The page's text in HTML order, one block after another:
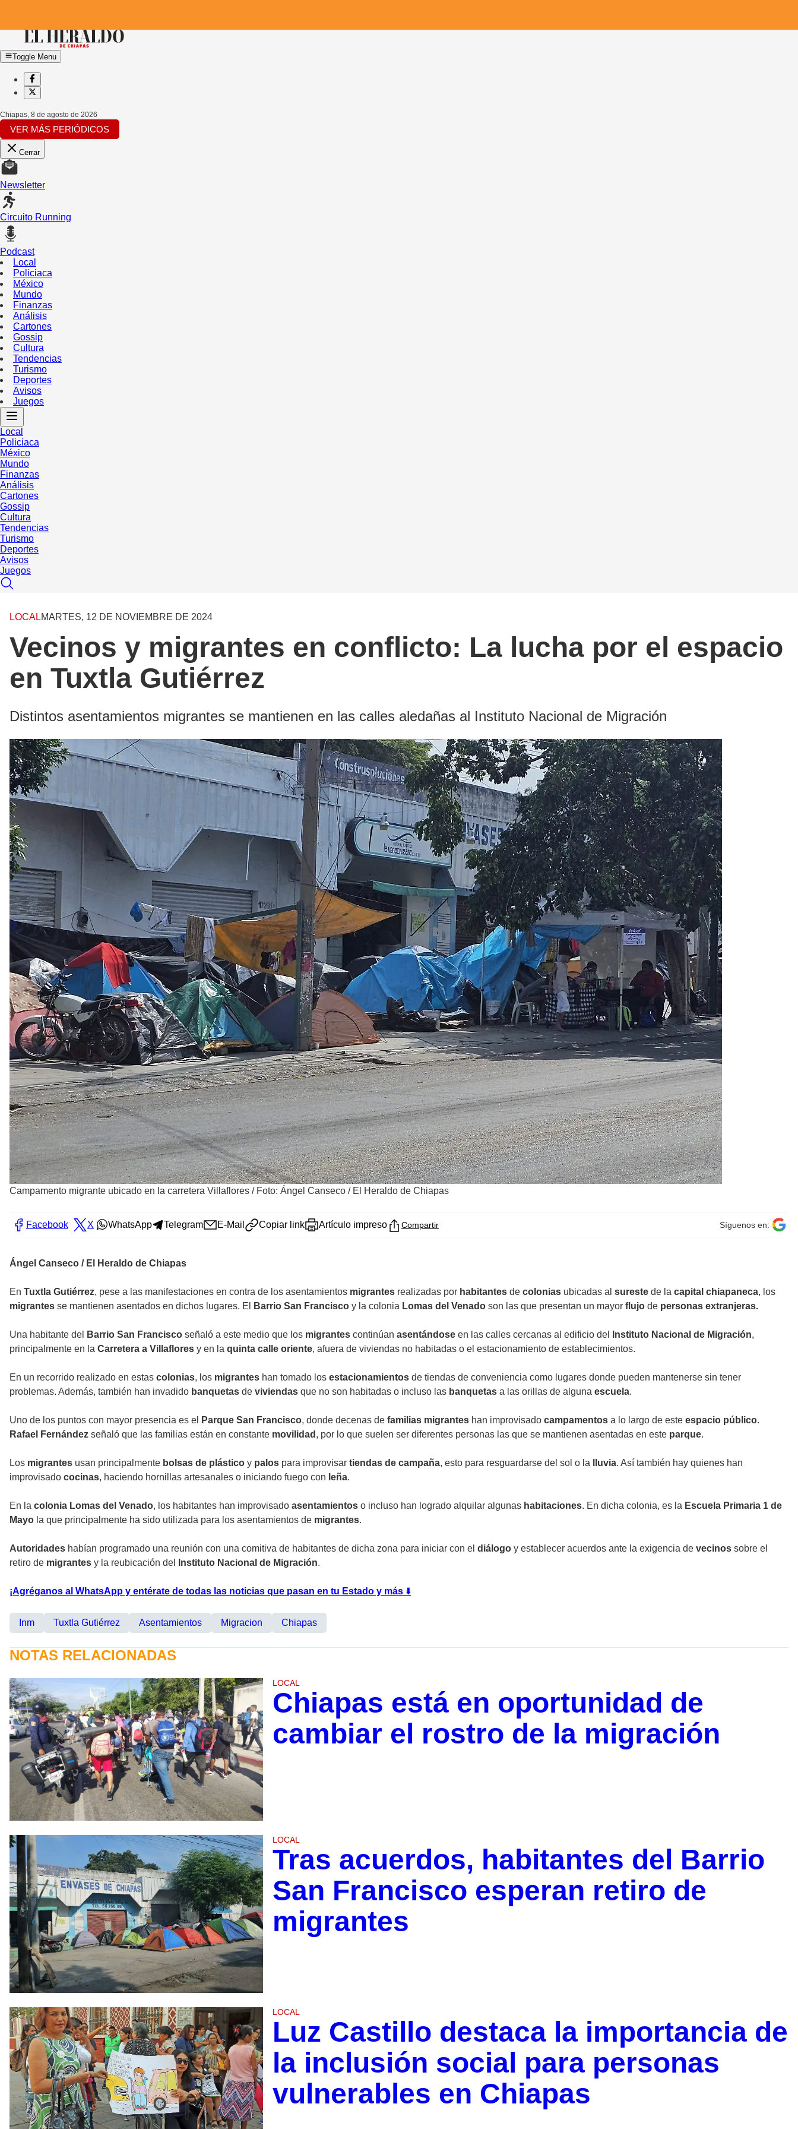
Toggle Menu
Chiapas, 8 de agosto de 2026
VER MÁS PERIÓDICOS
Cerrar
Newsletter
Circuito Running
Podcast
Local
Policiaca
México
Mundo
Finanzas
Análisis
Cartones
Gossip
Cultura
Tendencias
Turismo
Deportes
Avisos
Juegos
Local
Policiaca
México
Mundo
Finanzas
Análisis
Cartones
Gossip
Cultura
Tendencias
Turismo
Deportes
Avisos
Juegos
LOCALMARTES, 12 DE NOVIEMBRE DE 2024
Vecinos y migrantes en conflicto: La lucha por el espacio
en Tuxtla Gutiérrez
Distintos asentamientos migrantes se mantienen en las calles aledañas al Instituto Nacional de Migración
Campamento migrante ubicado en la carretera Villaflores / Foto: Ángel Canseco / El Heraldo de Chiapas
Facebook X WhatsApp Telegram E-Mail Copiar link Artículo impreso Compartir Síguenos en:
Ángel Canseco / El Heraldo de Chiapas
En Tuxtla Gutiérrez, pese a las manifestaciones en contra de los asentamientos migrantes realizadas por habitantes de colonias ubicadas al sureste de la capital chiapaneca, los
migrantes se mantienen asentados en dichos lugares. El Barrio San Francisco y la colonia Lomas del Venado son las que presentan un mayor flujo de personas extranjeras.
Una habitante del Barrio San Francisco señaló a este medio que los migrantes continúan asentándose en las calles cercanas al edificio del Instituto Nacional de Migración,
principalmente en la Carretera a Villaflores y en la quinta calle oriente, afuera de viviendas no habitadas o el estacionamiento de establecimientos.
En un recorrido realizado en estas colonias, los migrantes han tomado los estacionamientos de tiendas de conveniencia como lugares donde pueden mantenerse sin tener
problemas. Además, también han invadido banquetas de viviendas que no son habitadas o incluso las banquetas a las orillas de alguna escuela.
Uno de los puntos con mayor presencia es el Parque San Francisco, donde decenas de familias migrantes han improvisado campamentos a lo largo de este espacio público.
Rafael Fernández señaló que las familias están en constante movilidad , por lo que suelen ser diferentes personas las que se mantienen asentadas en este parque.
Los migrantes usan principalmente bolsas de plástico y palos para improvisar tiendas de campaña, esto para resguardarse del sol o la lluvia. Así también hay quienes han
improvisado cocinas, haciendo hornillas artesanales o iniciando fuego con leña.
En la colonia Lomas del Venado, los habitantes han improvisado asentamientos o incluso han logrado alquilar algunas habitaciones. En dicha colonia, es la Escuela Primaria 1 de
Mayo la que principalmente ha sido utilizada para los asentamientos de migrantes.
Autoridades habían programado una reunión con una comitiva de habitantes de dicha zona para iniciar con el diálogo y establecer acuerdos ante la exigencia de vecinos sobre el
retiro de migrantes y la reubicación del Instituto Nacional de Migración.
¡Agréganos al WhatsApp y entérate de todas las noticias que pasan en tu Estado y más ⬇
Inm Tuxtla Gutiérrez Asentamientos Migracion Chiapas
NOTAS RELACIONADAS
LOCAL
Chiapas está en oportunidad de
cambiar el rostro de la migración
LOCAL
Tras acuerdos, habitantes del Barrio
San Francisco esperan retiro de
migrantes
LOCAL
Luz Castillo destaca la importancia de
la inclusión social para personas
vulnerables en Chiapas